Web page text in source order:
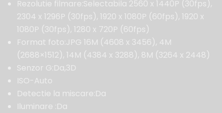
Rezolutie filmare:Selectabila 2560 x 1440P (30fps),
2304 x 1296P (30fps), 1920 x 1080P (60fps), 1920 x
1080P (30fps), 1280 x 720P (60fps)
Format foto:JPG 16M (4608 x 3456), 4M
(2688×1512), 14M (4384 x 3288), 8M (3264 x 2448)
Senzor G:Da,3D
ISO-Auto
Detectie la miscare:Da
Iluminare :Da